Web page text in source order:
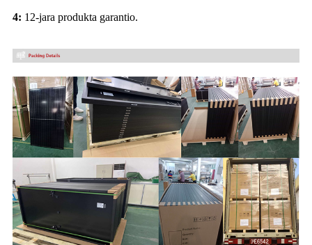
4: 12-jara produkta garantio.